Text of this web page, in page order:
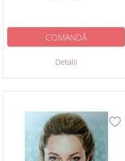
Detalii
COMANDĂ